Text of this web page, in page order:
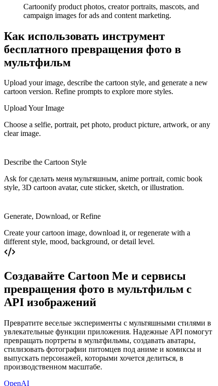
Cartoonify product photos, creator portraits, mascots, and
campaign images for ads and content marketing.
Как использовать инструмент
бесплатного превращения фото в
мультфильм
Upload your image, describe the cartoon style, and generate a new
cartoon version. Refine prompts to explore more styles.
Upload Your Image
Choose a selfie, portrait, pet photo, product picture, artwork, or any
clear image.
Describe the Cartoon Style
Ask for сделать меня мультяшным, anime portrait, comic book
style, 3D cartoon avatar, cute sticker, sketch, or illustration.
Generate, Download, or Refine
Create your cartoon image, download it, or regenerate with a
different style, mood, background, or detail level.
Создавайте Cartoon Me и сервисы
превращения фото в мультфильм с
API изображений
Превратите веселые эксперименты с мультяшными стилями в
увлекательные функции приложения. Надежные API помогут
превращать портреты в мультфильмы, создавать аватары,
стилизовать фотографии питомцев под аниме и комиксы и
выпускать персонажей, которыми хочется делиться, в
производственном масштабе.
OpenAI